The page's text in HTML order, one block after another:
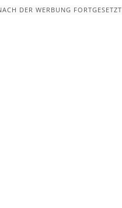
DER WERBUNG FORTGESETZT